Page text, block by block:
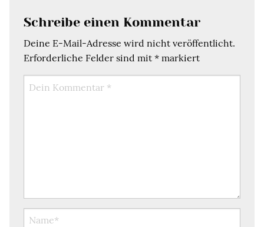
Schreibe einen Kommentar
Deine E-Mail-Adresse wird nicht veröffentlicht.
Erforderliche Felder sind mit * markiert